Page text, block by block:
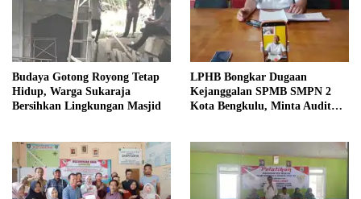
Budaya Gotong Royong Tetap
Hidup, Warga Sukaraja
Bersihkan Lingkungan Masjid
LPHB Bongkar Dugaan
Kejanggalan SPMB SMPN 2
Kota Bengkulu, Minta Audit